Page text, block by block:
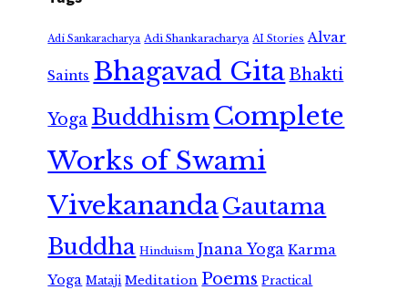
Adi Sankaracharya Adi Shankaracharya AI Stories Alvar
Saints Bhagavad GitaBhakti
Yoga Buddhism Complete
Works of Swami
VivekanandaGautama
Buddha Hinduism Jnana Yoga Karma
Yoga Mataji Meditation Poems Practical